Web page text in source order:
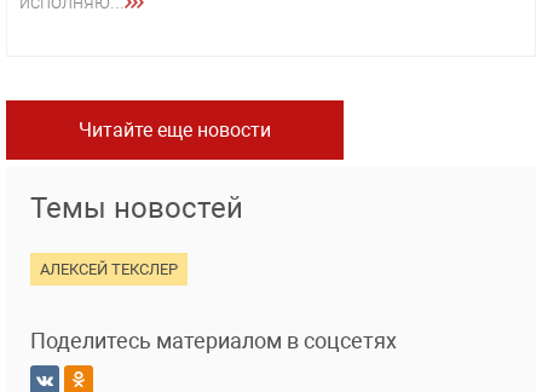
Читайте еще новости
Темы новостей
АЛЕКСЕЙ ТЕКСЛЕР
Поделитесь материалом в соцсетях